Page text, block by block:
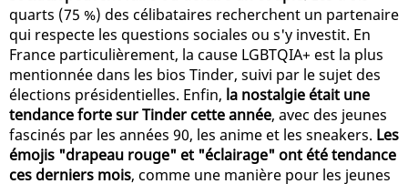
quarts (75 %) des célibataires recherchent un partenaire
qui respecte les questions sociales ou s'y investit. En
France particulièrement, la cause LGBTQIA+ est la plus
mentionnée dans les bios Tinder, suivi par le sujet des
élections présidentielles. Enfin, la nostalgie était une
tendance forte sur Tinder cette année, avec des jeunes
fascinés par les années 90, les anime et les sneakers. Les
émojis "drapeau rouge" et "éclairage" ont été tendance
ces derniers mois, comme une manière pour les jeunes